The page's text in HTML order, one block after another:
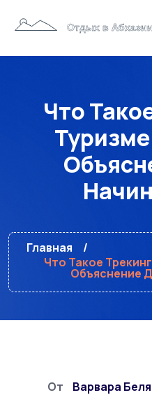
Что
Главная
Что Такое
Объяснение
От Варвара